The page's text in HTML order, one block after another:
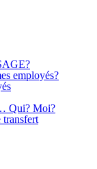
employés?
Qui? Moi?
transfert